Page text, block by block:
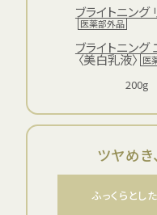
ブライトニング
医薬部外品
ブライトニング
〈美白乳液〉 医
200g
ツヤめ
ふっくらとし